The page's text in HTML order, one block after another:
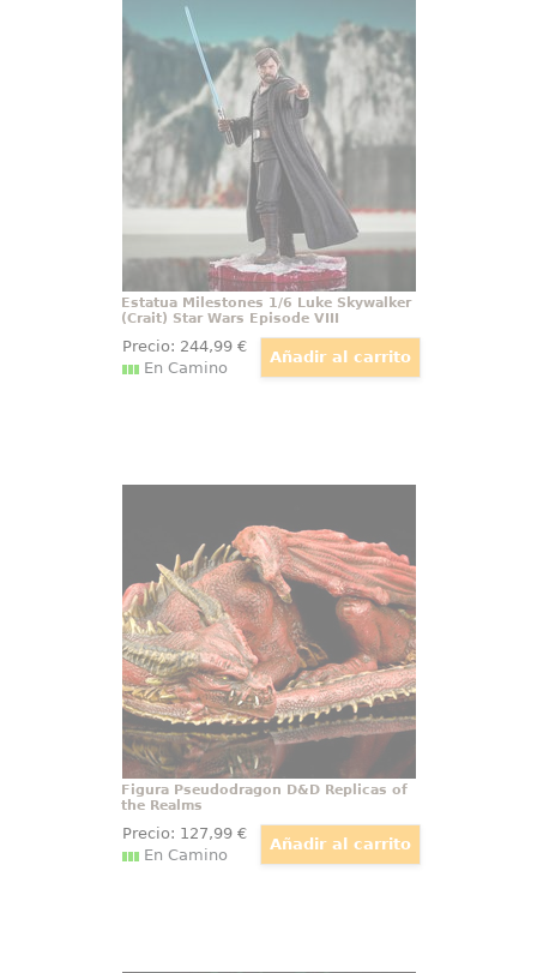
Estatua Milestones 1/6 Luke
Skywalker (Crait) Star Wars Episode
VIII
Celebra el épico regreso de Luke
Skywalker en la batalla de Crait
con esta impresionante estatua
de la serie Star Wars Episode VIII
Milestones. Capturando la esencia
del gran maestro Jedi
Estatua Milestones 1/6 Luke Skywalker
(Crait) Star Wars Episode VIII
Precio: 244,99€
En Camino
Nunca olvidas a tu primera
mascota, entonces, ¿cómo
podrías pasar por alto a tu primer
Pseudodragon familiar? Este
pseudodragón de tamaño real
mide 14" de largo y está hecho de
espuma suave
Figura Pseudodragon D&D Replicas of
the Realms
Precio: 127,99€
En Camino